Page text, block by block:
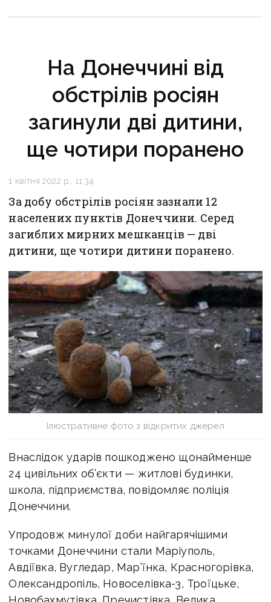
На Донеччині від
обстрілів росіян
загинули дві дитини,
ще чотири поранено
1 квітня 2022 р., 11:34
За добу обстрілів росіян зазнали 12
населених пунктів Донеччини. Серед
загиблих мирних мешканців — дві
дитини, ще чотири дитини поранено.
Ілюстративне фото з відкритих джерел
Внаслідок ударів пошкоджено щонайменше
24 цивільних об’єкти — житлові будинки,
школа, підприємства, повідомляє поліція
Донеччини.
Упродовж минулої доби найгарячішими
точками Донеччини стали Маріуполь,
Авдіївка, Вугледар, Мар’їнка, Красногорівка,
Олександропіль, Новоселівка-3, Троїцьке,